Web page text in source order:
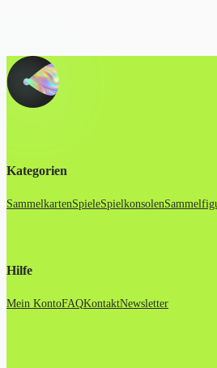
Kategorien
SammelkartenSpieleSpielkonsolen
Hilfe
Mein KontoFAQKontaktNewsletter